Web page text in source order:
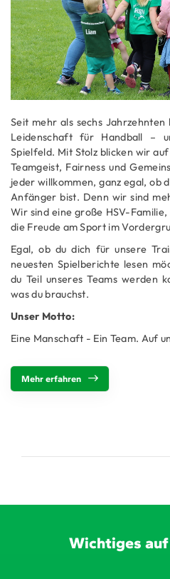
Seit mehr als sechs
Leidenschaft für Handball –
Spielfeld. Mit Stolz blicken wir
Teamgeist, Fairness und
jeder willkommen, ganz egal, ob
Anfänger bist. Denn wir sind
Wir sind eine große HSV-
die Freude am Sport im
Egal, ob du dich für unsere
neuesten Spielberichte lesen
du Teil unseres Teams werden
was du brauchst.
Unser Motto:
Eine Manschaft - Ein Team. Auf
Mehr erfahren
Wichtiges